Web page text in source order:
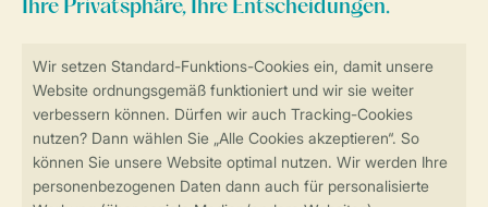
Sicher und schnell zur Online-Buchung
Sichere Datenübertragung
Sicheres Bezahlen